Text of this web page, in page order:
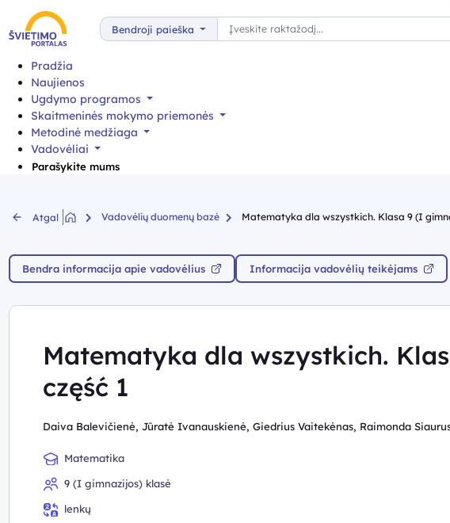
Bendroji paieška
Paieška
Pradžia
Naujienos
Ugdymo programos
Skaitmeninės mokymo priemonės
Metodinė medžiaga
Vadovėliai
Parašykite mums
Atgal Vadovėlių duomenų bazė Matematyka dla wszystkich. Klasa 9 (I
Bendra informacija apie vadovėlius Informacija vadovėlių teikėjams
Matematyka dla wszystkich.
część 1
Daiva Balevičienė, Jūratė Ivanauskienė, Giedrius Vaitekėnas, Raimonda
Matematika
9 (I gimnazijos) klasė
lenkų